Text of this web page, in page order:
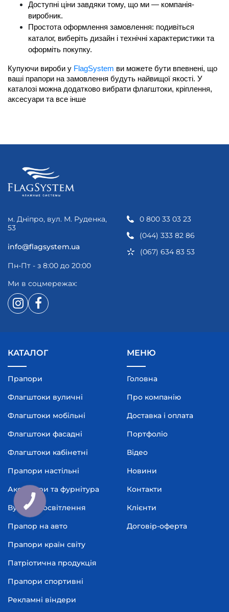
Доступні ціни завдяки тому, що ми — компанія-
виробник.
Простота оформлення замовлення: подивіться
каталог, виберіть дизайн і технічні характеристики та
оформіть покупку.
Купуючи вироби у FlagSystem ви можете бути впевнені, що
ваші прапори на замовлення будуть найвищої якості. У
каталозі можна додатково вибрати флагштоки, кріплення,
аксесуари та все інше
м. Дніпро, вул. М. Руденка,
53
info@flagsystem.ua
Пн-Пт - з 8:00 до 20:00
0 800 33 03 23
(044) 333 82 86
(067) 634 83 53
Ми в соцмережах:
КАТАЛОГ
Прапори
Флагштоки вуличні
Флагштоки мобільні
Флагштоки фасадні
Флагштоки кабінетні
Прапори настільні
Аксесуари та фурнітура
Вуличне освітлення
Прапор на авто
Прапори країн світу
Патріотична продукція
Прапори спортивні
Рекламні віндери
МЕНЮ
Головна
Про компанію
Доставка і оплата
Портфоліо
Відео
Новини
Контакти
Клієнти
Договір-оферта